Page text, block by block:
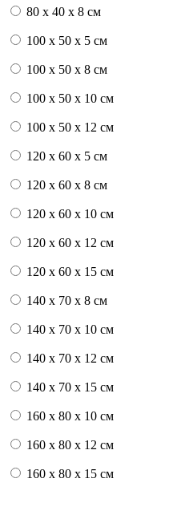
80 x 40 x 8 см
100 x 50 x 5 см
100 х 50 х 8 см
100 x 50 x 10 см
100 x 50 x 12 см
120 x 60 x 5 см
120 x 60 x 8 см
120 x 60 x 10 см
120 x 60 x 12 см
120 x 60 x 15 см
140 x 70 x 8 см
140 x 70 x 10 см
140 x 70 x 12 см
140 x 70 x 15 см
160 x 80 x 10 см
160 x 80 x 12 см
160 x 80 x 15 см